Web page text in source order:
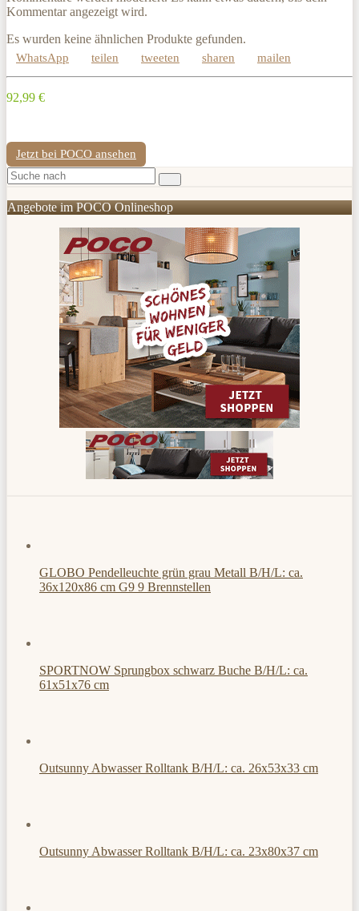
Kommentar angezeigt wird.
Es wurden keine ähnlichen Produkte gefunden.
WhatsApp teilen tweeten sharen mailen
92,99 €
Jetzt bei POCO ansehen
Angebote im POCO Onlineshop
GLOBO Pendelleuchte grün grau Metall B/H/L: ca.
36x120x86 cm G9 9 Brennstellen
SPORTNOW Sprungbox schwarz Buche B/H/L: ca.
61x51x76 cm
Outsunny Abwasser Rolltank B/H/L: ca. 26x53x33 cm
Outsunny Abwasser Rolltank B/H/L: ca. 23x80x37 cm